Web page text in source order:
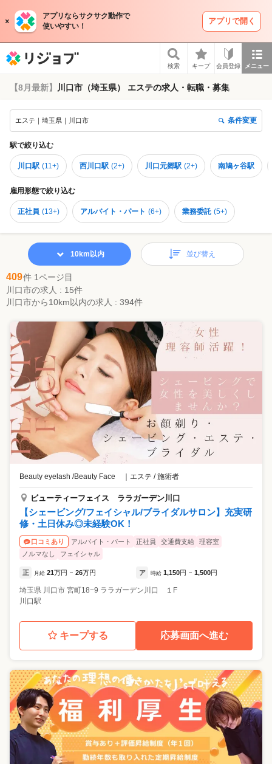
アプリならサクサク動作で
使いやすい！
アプリで開く
検索 キープ 会員登録 メニュー
【8月最新】 川口市（埼玉県） エステの求人・転職・募集
エステ｜埼玉県｜川口市 条件変更
駅で絞り込む
川口駅 (11+) 西川口駅 (2+) 川口元郷駅 (2+) 南鳩ヶ谷駅
雇用形態で絞り込む
正社員 (13+) アルバイト・パート (6+) 業務委託 (5+)
409件 1ページ目
川口市の求人 : 15件
川口市から10km以内の求人 : 394件
10km以内 並び替え
Beauty eyelash /Beauty Face エステ / 施術者
ビューティーフェイス ララガーデン川口
【シェービング/フェイシャル/ブライダルサロン】充実研
修・土日休み◎未経験OK！
口コミあり アルバイト・パート 正社員 交通費支給
理容室
ノルマなし
フェイシャル
正 月給 21万円 ~ 26万円 ア 時給 1,150円 ~ 1,500円
埼玉県 川口市 宮町18−9 ララガーデン川口 １F
川口駅
キープする 応募画面へ進む